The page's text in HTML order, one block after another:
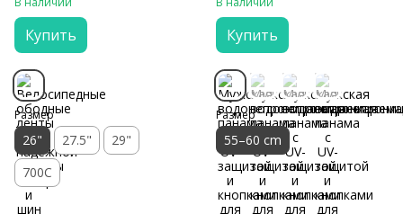
Купить
Размер
26" 27.5"
29"
700C
Купить
Размер
55–60 cm